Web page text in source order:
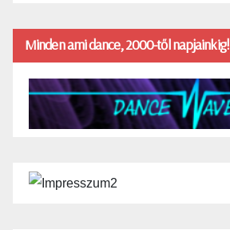
Minden ami dance, 2000-től napjainkig!